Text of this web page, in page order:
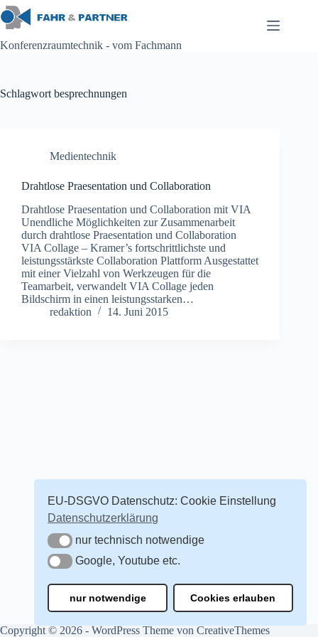
Zum
Inhalt
springen
Konferenzraumtechnik - vom Fachmann
Schlagwort besprechnungen
Medientechnik
Drahtlose Praesentation und Collaboration
Drahtlose Praesentation und Collaboration mit VIA
Unendliche Möglichkeiten zur Zusammenarbeit
durch drahtlose Praesentation und Collaboration
VIA Collage – Kramer’s fortschrittlichste und
leistungsstärkste Collaboration Plattform Ausgestattet
mit einer Vielzahl von Werkzeugen für die
Teamarbeit, verwandelt VIA Collage jeden
Bildschirm in einen leistungsstarken…
redaktion
14. Juni 2015
Copyright © 2026 - WordPress Theme von CreativeThemes
EU-DSGVO Datenschutz: Cookie Einstellung
Datenschutzerklärung
nur technisch notwendige
nur technisch notwendige
Google, Youtube etc.
Google, Youtube etc.
nur notwendige Cookies erlauben